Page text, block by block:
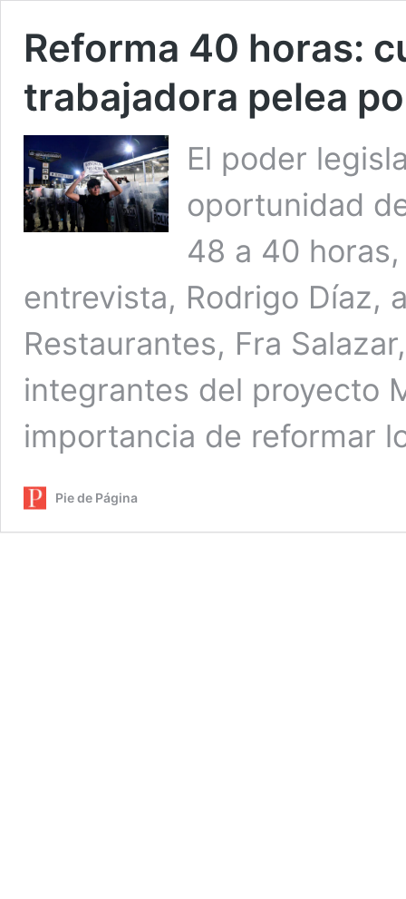
Reforma 40 horas:
trabajadora pelea
El poder
oportunidad
48 a 40
entrevista, Rodrigo Díaz,
Restaurantes, Fra
integrantes del proyecto
importancia de reformar
Pie de Página